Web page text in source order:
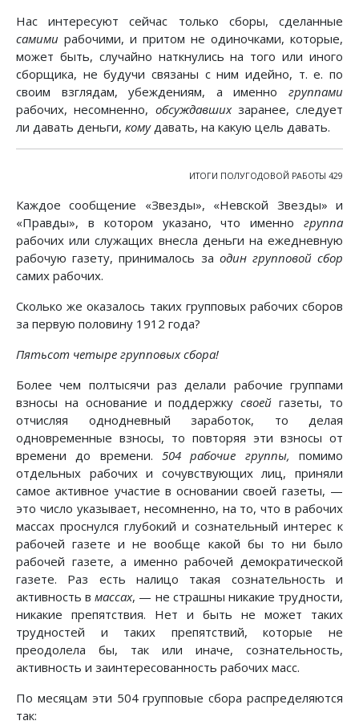
Нас интересуют сейчас только сборы, сделанные
самими рабочими, и притом не одиночками, которые,
может быть, случайно наткнулись на того или иного
сборщика, не будучи связаны с ним идейно, т. е. по
своим взглядам, убеждениям, а именно группами
рабочих, несомненно, обсуждавшихзаранее, следует
ли давать деньги, комудавать, на какую цель давать.
ИТОГИ ПОЛУГОДОВОЙ РАБОТЫ 429
Каждое сообщение «Звезды», «Невской Звезды» и
«Правды», в котором указано, что именно группа
рабочих или служащих внесла деньги на ежедневную
рабочую газету, принималось за один групповой сбор
самих рабочих.
Сколько же оказалось таких групповых рабочих сборов
за первую половину 1912 года?
Пятьсот четыре групповых сбора!
Более чем полтысячи раз делали рабочие группами
взносы на основание и поддержкусвоей газеты, то
отчисляя однодневный заработок, то делая
одновременные взносы, то повторяя эти взносы от
времени до времени. 504 рабочие группы, помимо
отдельных рабочих и сочувствующих лиц, приняли
самое активное участие в основании своей газеты, —
это число указывает, несомненно, на то, что в рабочих
массах проснулся глубокий и сознательный интерес к
рабочей газете и не вообще какой бы то ни было
рабочей газете, а именно рабочей демократической
газете. Раз есть налицо такая сознательность и
активность вмассах, — не страшны никакие трудности,
никакие препятствия. Нет и быть не может таких
трудностей и таких препятствий, которые не
преодолела бы, так или иначе, сознательность,
активность и заинтересованность рабочих масс.
По месяцам эти 504 групповые сбора распределяются
так: